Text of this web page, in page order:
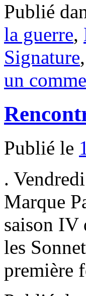
Publié
la guerre,
Signature,
un
Publié le
.
Marque
saison IV
les
première